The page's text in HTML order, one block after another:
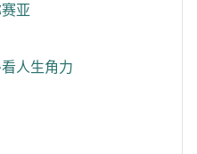
亚
人生角力